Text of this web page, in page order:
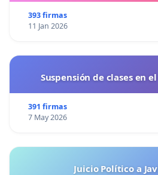
393 firmas
11 Jan 2026
Suspensión de clases en
391 firmas
7 May 2026
Juicio Político a